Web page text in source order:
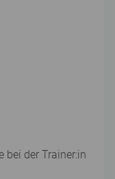
bei der Trainer:in